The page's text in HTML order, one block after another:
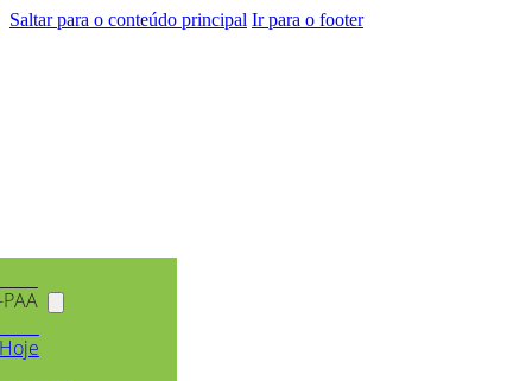
Saltar para o conteúdo principal Ir para o footer